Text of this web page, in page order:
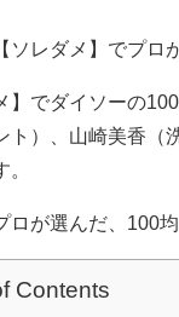
ソレダメ】でプロ
】でダイソーの
ト）、山崎美香（
ロが選んだ、100
Contents